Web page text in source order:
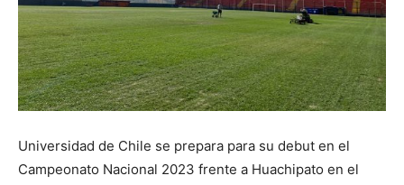
Universidad de Chile se prepara para su debut en el
Campeonato Nacional 2023 frente a Huachipato en el